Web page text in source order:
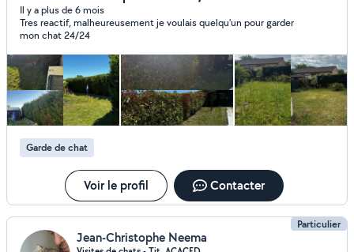
nettoyage de jardin évacuation de déchets verts selon le
volume remise au propre d'un extérieur avant vente,
location, état des lieux ou événement Je peux intervenir
rapidement selon mes disponibilités, pour une intervention
ponctuelle ou un entretien régulier. Je travaille
sérieusement, proprement, avec le souci du détail.
L'objectif est simple : vous éviter les tâches longues,
physiques ou pénibles, et vous rendre un extérieur propre,
agréable et entretenu. Paiement en CESU possible pour
les prestations éligibles. Devis simple après échange ou
photos du jardin. N'hésitez pas à me contacter en
m'indiquant : la commune, le type de travail souhaité, la
surface approximative, et quelques photos si possible. À
bientôt. Clément
Il y a plus de 6 mois
Tres reactif, malheureusement je voulais quelqu'un pour garder
mon chat 24/24
Garde de chat
Voir le profil Contacter
Particulier
Jean-Christophe Neema